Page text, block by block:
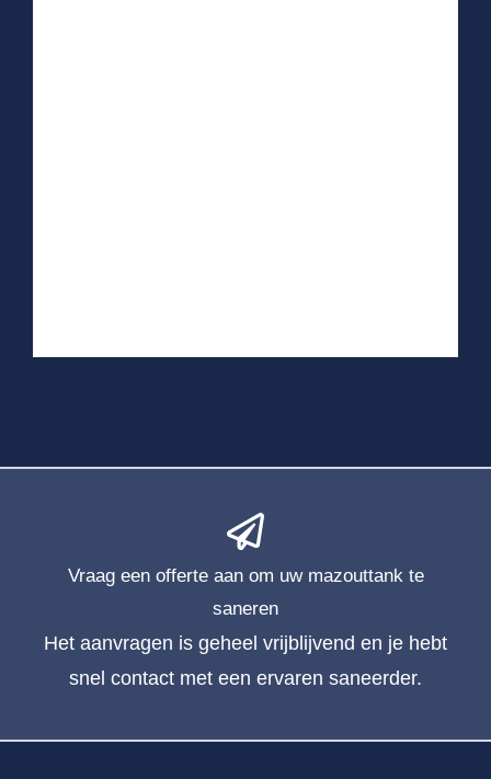
Vraag een offerte aan om uw mazouttank te
saneren
Het aanvragen is geheel vrijblijvend en je hebt
snel contact met een ervaren saneerder.